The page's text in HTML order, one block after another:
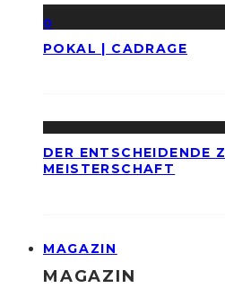
0
POKAL | CADRAGE
DER ENTSCHEIDENDE
MEISTERSCHAFT
MAGAZIN
MAGAZIN